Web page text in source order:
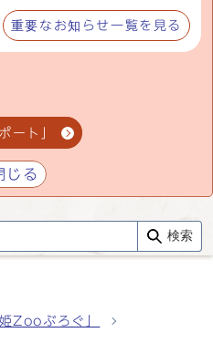
重要なお知らせ一覧を見る
ート」
じる
検索
Zooぶろぐ」